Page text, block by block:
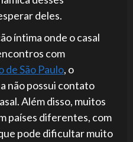
deles.
íntima onde o casal
com
de São Paulo, o
não possui contato
Além disso, muitos
países diferentes, com
pode dificultar muito